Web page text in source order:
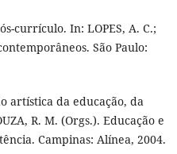
currículo. In: LOPES, A. C.;
São Paulo:
artística da educação, da
R. M. (Orgs.). Educação e
Campinas: Alínea, 2004.